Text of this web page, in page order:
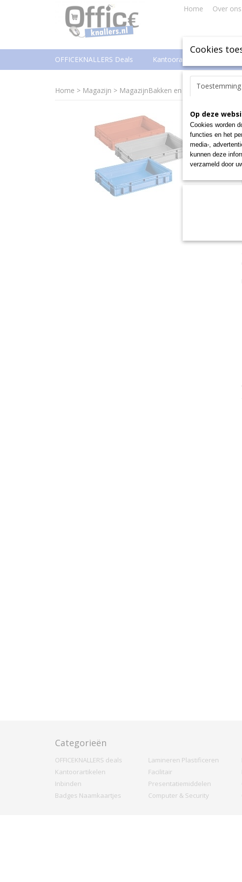
Home Over ons
OFFICEKNALLERS Deals Kantoorartikelen
Home > Magazijn > MagazijnBakken en -Boxen>
Categorieën
OFFICEKNALLERS deals
Kantoorartikelen
Inbinden
Badges Naamkaartjes
Lamineren Plastificeren
Facilitair
Presentatiemiddelen
Computer & Security
Cookies
Toestemming
Op deze
Cookies worden
functies en het
media-,
kunnen deze
verzameld door